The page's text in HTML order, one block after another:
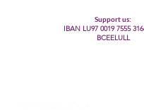
Support us:
IBAN LU97 0019 7555
BCEELULL